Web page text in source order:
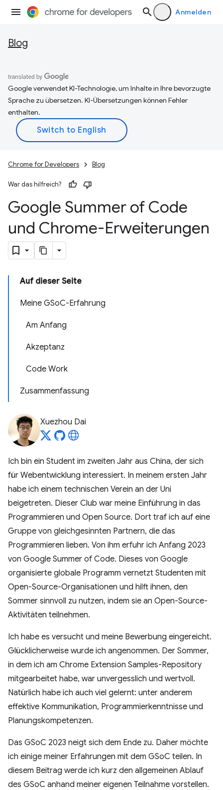
Anmelden
Blog
Google verwendet KI-Technologie, um Inhalte in Ihre bevorzugte
Sprache zu übersetzen. KI-Übersetzungen können Fehler
enthalten.
Chrome for Developers Blog
War das hilfreich?
Google Summer of Code
und Chrome-Erweiterungen
Auf dieser Seite
Meine GSoC-Erfahrung
Am Anfang
Akzeptanz
Code Work
Zusammenfassung
Xuezhou Dai
Ich bin ein Student im zweiten Jahr aus China, der sich
für Webentwicklung interessiert. In meinem ersten Jahr
habe ich einem technischen Verein an der Uni
beigetreten. Dieser Club war meine Einführung in das
Programmieren und Open Source. Dort traf ich auf eine
Gruppe von gleichgesinnten Partnern, die das
Programmieren lieben. Von ihm erfuhr ich Anfang 2023
von Google Summer of Code. Dieses von Google
organisierte globale Programm vernetzt Studenten mit
Open-Source-Organisationen und hilft ihnen, den
Sommer sinnvoll zu nutzen, indem sie an Open-Source-
Aktivitäten teilnehmen.
Ich habe es versucht und meine Bewerbung eingereicht.
Glücklicherweise wurde ich angenommen. Der Sommer,
in dem ich am Chrome Extension Samples-Repository
mitgearbeitet habe, war unvergesslich und wertvoll.
Natürlich habe ich auch viel gelernt: unter anderem
effektive Kommunikation, Programmierkenntnisse und
Planungskompetenzen.
Das GSoC 2023 neigt sich dem Ende zu. Daher möchte
ich einige meiner Erfahrungen mit dem GSoC teilen. In
diesem Beitrag werde ich kurz den allgemeinen Ablauf
des GSoC anhand meiner eigenen Teilnahme vorstellen.